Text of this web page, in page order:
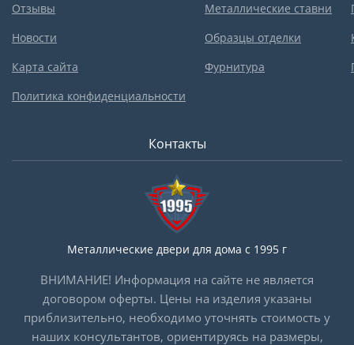
Отзывы
Новости
Карта сайта
Политика конфиденциальности
Металлические ставни
Образцы отделки
Фурнитура
Контакты
Металлические двери для дома с 1995 г
ВНИМАНИЕ! Информация на сайте не является
договором оферты. Цены на изделия указаны
приблизительно, необходимо уточнять стоимость у
наших консультантов, ориентируясь на размеры,